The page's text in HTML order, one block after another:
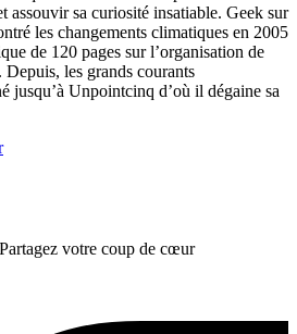
assouvir sa curiosité insatiable. Geek sur
les changements climatiques en 2005
de 120 pages sur l’organisation de
les grands courants
jusqu’à Unpointcinq d’où il dégaine sa
Partagez votre coup de cœur